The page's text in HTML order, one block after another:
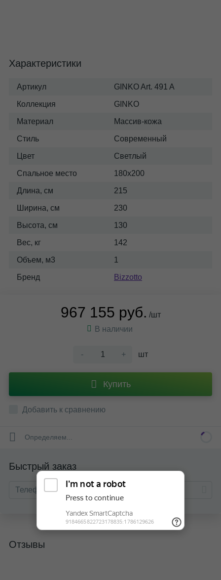
Характеристики
Артикул GINKO Art. 491 A
Коллекция GINKO
Материал Массив-кожа
Стиль Современный
Цвет Светлый
Спальное место 180x200
Длина, см 215
Ширина, см 230
Высота, см 130
Вес, кг 142
Объем, м3 1
Бренд Bizzotto
967 155 руб. /шт
В наличии
- + шт
Купить
Добавить к сравнению
Определяем...
Быстрый заказ
Отзывы